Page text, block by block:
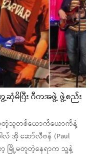
ဆုံမိပြီး ဂီတအဖွဲ့ ဖွဲ့စည်း
တဲ့သူတစ်ယောက်ယောက်နဲ့
လ် အို ဆော်လီဗန် (Paul
ာ့ မြို့မတူတဲ့နေရာက သူ့နဲ့